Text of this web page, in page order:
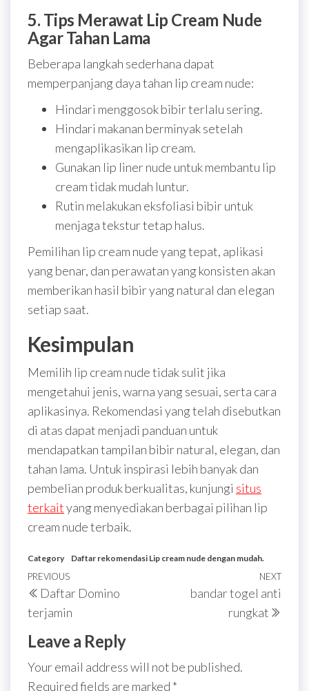
5. Tips Merawat Lip Cream Nude
Agar Tahan Lama
Beberapa langkah sederhana dapat
memperpanjang daya tahan lip cream nude:
Hindari menggosok bibir terlalu sering.
Hindari makanan berminyak setelah
mengaplikasikan lip cream.
Gunakan lip liner nude untuk membantu lip
cream tidak mudah luntur.
Rutin melakukan eksfoliasi bibir untuk
menjaga tekstur tetap halus.
Pemilihan lip cream nude yang tepat, aplikasi
yang benar, dan perawatan yang konsisten akan
memberikan hasil bibir yang natural dan elegan
setiap saat.
Kesimpulan
Memilih lip cream nude tidak sulit jika
mengetahui jenis, warna yang sesuai, serta cara
aplikasinya. Rekomendasi yang telah disebutkan
di atas dapat menjadi panduan untuk
mendapatkan tampilan bibir natural, elegan, dan
tahan lama. Untuk inspirasi lebih banyak dan
pembelian produk berkualitas, kunjungi situs
terkaityang menyediakan berbagai pilihan lip
cream nude terbaik.
Category Daftar rekomendasi Lip cream nude dengan mudah.
Post
navigation
Previous
Post
PREVIOUS
Daftar Domino
terjamin
Next
NEXT
bandar togel anti
rungkat
Leave a Reply
Your email address will not be published.
Required fields are marked *